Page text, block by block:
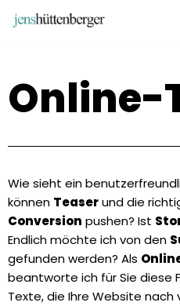
Zum
Online-
Wie sieht ein
können Teaserund die
Conversion pushen? Ist
Endlich möchte ich von den
gefunden werden? Als
beantworte ich für Sie diese
Texte, die Ihre Website nach